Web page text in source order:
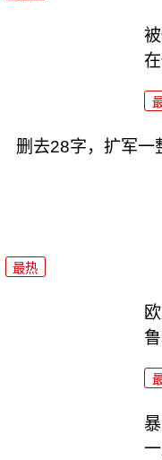
删去28字，扩军一
最热